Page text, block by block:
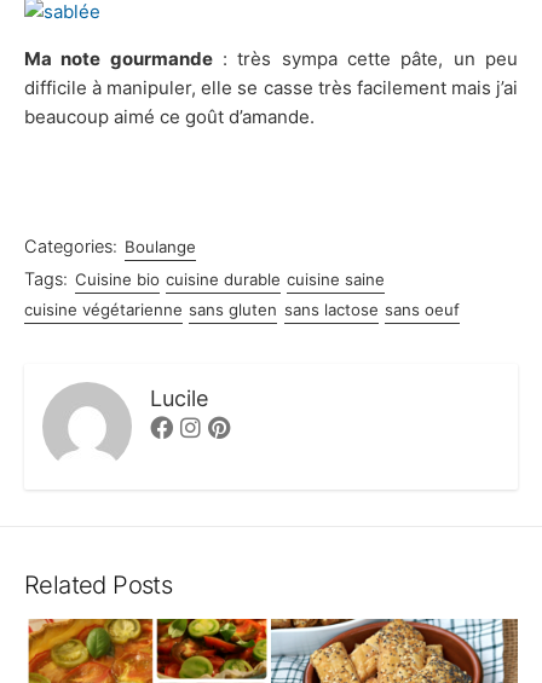
Ma note gourmande: très sympa cette pâte, un peu
difficile à manipuler, elle se casse très facilement mais j’ai
beaucoup aimé ce goût d’amande.
Categories: Boulange
Tags: Cuisine bio cuisine durable cuisine saine
cuisine végétarienne sans gluten sans lactose sans oeuf
Lucile
FacebookInstagram
Pinterest
Related Posts